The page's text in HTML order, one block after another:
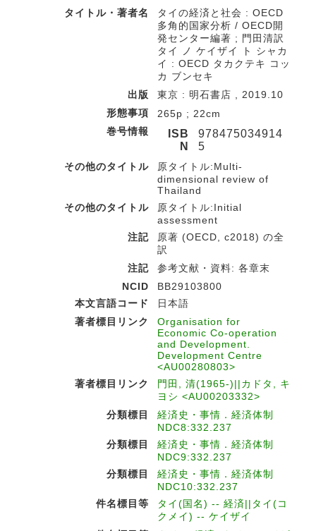
タイトル・著者名
タイの経済と社会 : OECD
多角的国家分析 / OECD開
発センター編著 ; 門田清訳
タイ ノ ケイザイ ト シャカ
イ : OECD タカクテキ コッ
カ ブンセキ
出版
東京 : 明石書店 , 2019.10
形態事項
265p ; 22cm
巻号情報
ISB
N
978475034914
5
その他のタイトル
原タイトル:Multi-
dimensional review of
Thailand
その他のタイトル
原タイトル:Initial
assessment
注記
原著 (OECD, c2018) の全
訳
注記
参考文献・資料: 各章末
NCID
BB29103800
本文言語コード
日本語
著者標目リンク
Organisation for
Economic Co-operation
and Development.
Development Centre
<AU00280803>
著者標目リンク
門田, 清(1965-)||カドタ, キ
ヨシ <AU00203332>
分類標目
経済史・事情．経済体制
NDC8:332.237
分類標目
経済史・事情．経済体制
NDC9:332.237
分類標目
経済史・事情．経済体制
NDC10:332.237
件名標目等
タイ(国名) -- 経済||タイ(コ
クメイ) -- ケイザイ